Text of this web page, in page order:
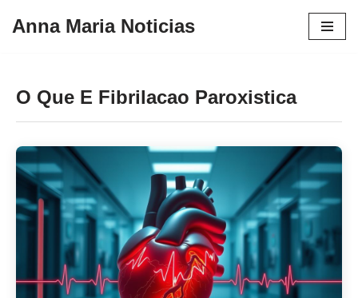
conteúdo
Anna Maria Noticias
O Que E Fibrilacao Paroxistica